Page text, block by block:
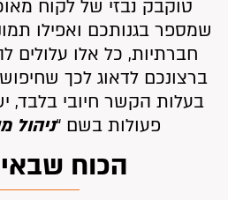
טוקבק נבזי של לקוח
שמספר בגנותכם ואפילו
חברתיות, כל אלו עלולים
ברצונכם לדאוג לכך
בעלות הקשר חיובי בלבד,
פעולות בשם “ניהול
הכוח